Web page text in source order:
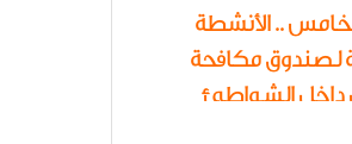
.. الأنشطة
لصندوق مكافحة
داخل الشواطئ